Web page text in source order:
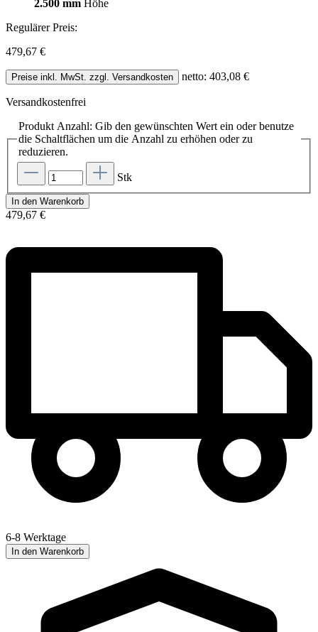
2.500 mm Höhe
Regulärer Preis:
479,67 €
Preise inkl. MwSt. zzgl. Versandkosten netto: 403,08 €
Versandkostenfrei
Produkt Anzahl: Gib den gewünschten Wert ein oder benutze
die Schaltflächen um die Anzahl zu erhöhen oder zu
reduzieren.
Stk
In den Warenkorb
479,67 €
6-8 Werktage
In den Warenkorb